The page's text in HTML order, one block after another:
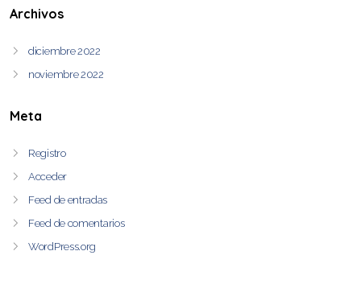
Archivos
diciembre 2022
noviembre 2022
Meta
Registro
Acceder
Feed de entradas
Feed de comentarios
WordPress.org